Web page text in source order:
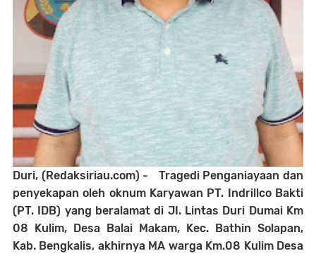
Duri, (Redaksiriau.com) - Tragedi Penganiayaan dan
penyekapan oleh oknum Karyawan PT. Indrillco Bakti
(PT. IDB) yang beralamat di JI. Lintas Duri Dumai Km
08 Kulim, Desa Balai Makam, Kec. Bathin Solapan,
Kab. Bengkalis, akhirnya MA warga Km.08 Kulim Desa